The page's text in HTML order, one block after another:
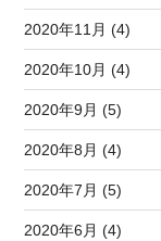
2020年11月 (4)
2020年10月 (4)
2020年9月 (5)
2020年8月 (4)
2020年7月 (5)
2020年6月 (4)